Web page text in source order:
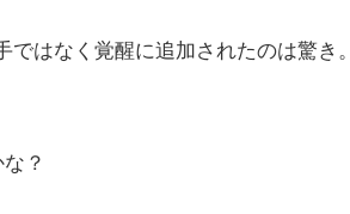
はなく覚醒に追加されたのは驚き。
？